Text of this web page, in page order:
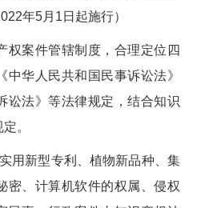
年5月1日起施行）
案件管辖制度，合理定位四
华人民共和国民事诉讼法》
讼法》等法律规定，结合知识
。
新型专利、植物新品种、集
密、计算机软件的权属、侵权